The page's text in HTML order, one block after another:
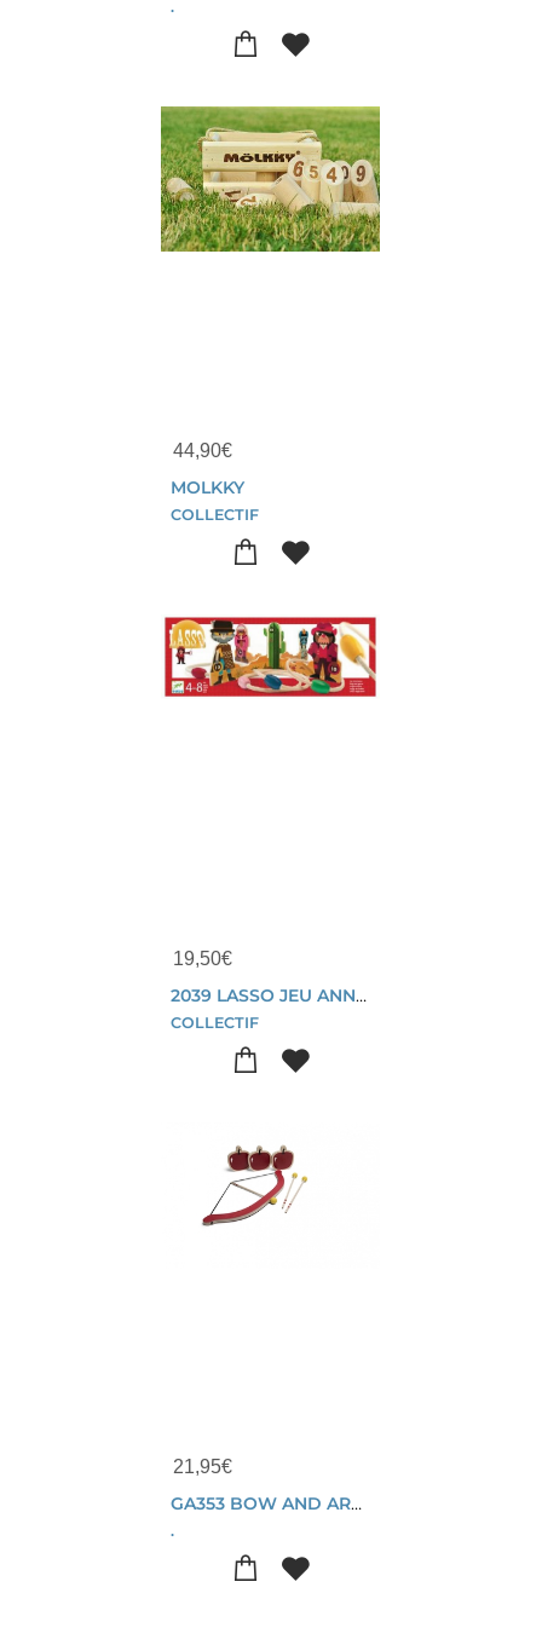
.
44,90€
MOLKKY
COLLECTIF
19,50€
2039 LASSO JEU ANNEAUX
COLLECTIF
21,95€
GA353 BOW AND ARROW
.